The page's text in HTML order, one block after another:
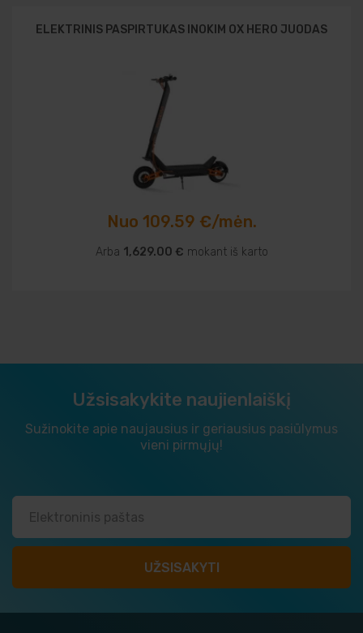
ELEKTRINIS PASPIRTUKAS INOKIM OX HERO JUODAS
Nuo 109.59 €/mėn.
Arba 1,629.00 € mokant iš karto
Užsisakykite naujienlaiškį
Sužinokite apie naujausius ir geriausius pasiūlymus
vieni pirmųjų!